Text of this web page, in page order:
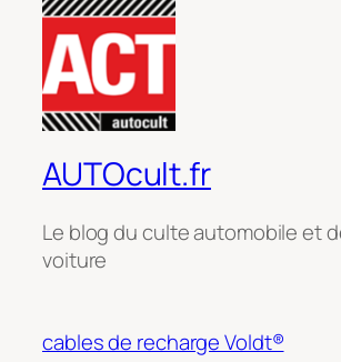
AUTOcult.fr
Le blog du culte automobile et
voiture
cables de recharge Voldt®